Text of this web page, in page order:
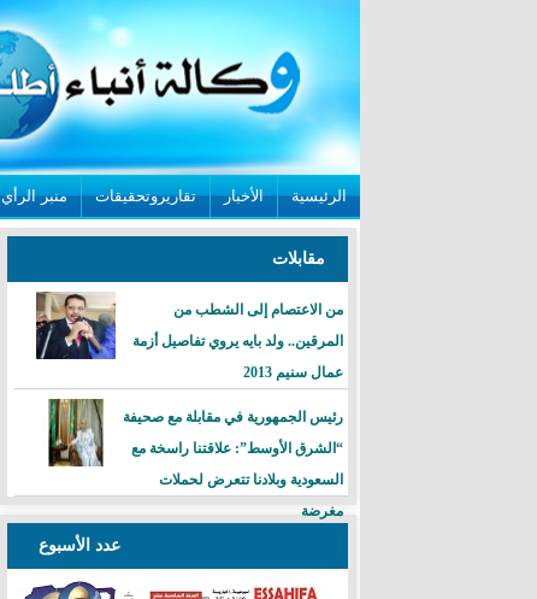
الرئيسية الأخبار تقاريروتحقيقات منبر الرأي
مقابلات
من الاعتصام إلى الشطب من
المرقين.. ولد بايه يروي تفاصيل أزمة
عمال سنيم 2013
رئيس الجمهورية في مقابلة مع صحيفة
“الشرق الأوسط”: علاقتنا راسخة مع
السعودية وبلادنا تتعرض لحملات
مغرضة
عدد الأسبوع